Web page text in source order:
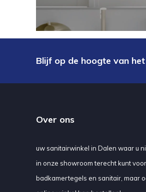
Blijf op de hoogte van
Over ons
uw sanitairwinkel in Dalen waar u
in onze showroom terecht kunt voor
badkamertegels en sanitair, maar